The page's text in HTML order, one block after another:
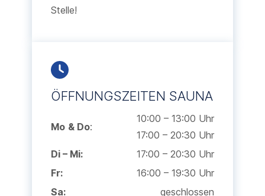
Stelle!
ÖFFNUNGSZEITEN SAUNA
Mo & Do:
10:00 – 13:00 Uhr
17:00 – 20:30 Uhr
Di – Mi:
17:00 – 20:30 Uhr
Fr:
16:00 – 19:30 Uhr
Sa:
geschlossen